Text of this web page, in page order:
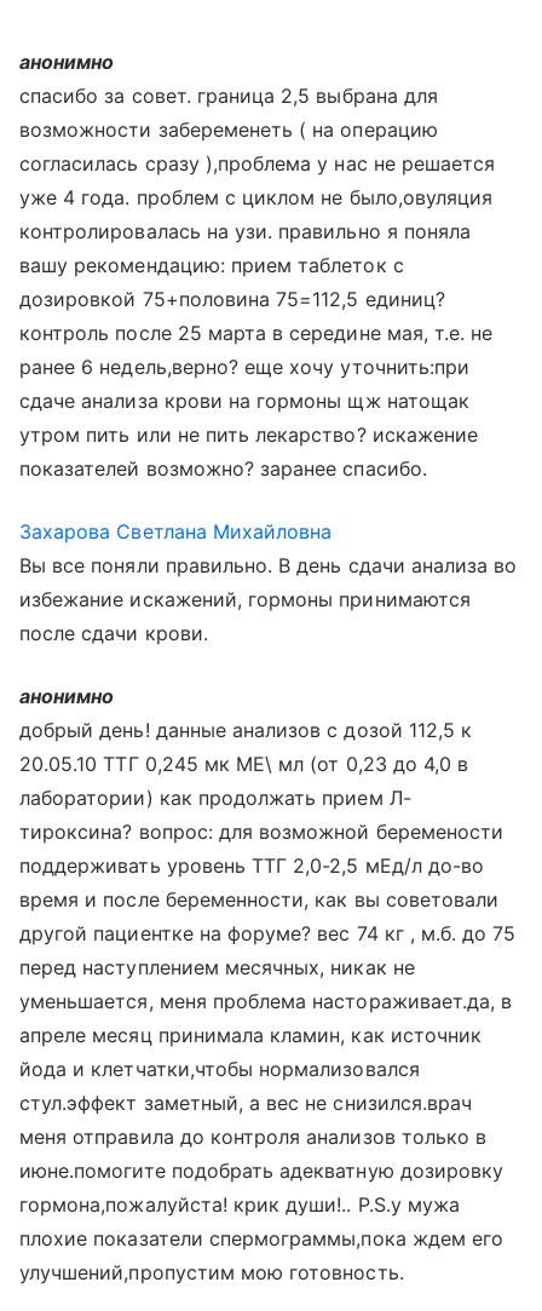
анонимно
спасибо за совет. граница 2,5 выбрана для
возможности забеременеть ( на операцию
согласилась сразу ),проблема у нас не решается
уже 4 года. проблем с циклом не было,овуляция
контролировалась на узи. правильно я поняла
вашу рекомендацию: прием таблеток с
дозировкой 75+половина 75=112,5 единиц?
контроль после 25 марта в середине мая, т.е. не
ранее 6 недель,верно? еще хочу уточнить:при
сдаче анализа крови на гормоны щж натощак
утром пить или не пить лекарство? искажение
показателей возможно? заранее спасибо.
Захарова Светлана Михайловна
Вы все поняли правильно. В день сдачи анализа во
избежание искажений, гормоны принимаются
после сдачи крови.
анонимно
добрый день! данные анализов с дозой 112,5 к
20.05.10 ТТГ 0,245 мк МЕ\ мл (от 0,23 до 4,0 в
лаборатории) как продолжать прием Л-
тироксина? вопрос: для возможной беремености
поддерживать уровень ТТГ 2,0-2,5 мЕд/л до-во
время и после беременности, как вы советовали
другой пациентке на форуме? вес 74 кг , м.б. до 75
перед наступлением месячных, никак не
уменьшается, меня проблема настораживает.да, в
апреле месяц принимала кламин, как источник
йода и клетчатки,чтобы нормализовался
стул.эффект заметный, а вес не снизился.врач
меня отправила до контроля анализов только в
июне.помогите подобрать адекватную дозировку
гормона,пожалуйста! крик души!.. P.S.у мужа
плохие показатели спермограммы,пока ждем его
улучшений,пропустим мою готовность.